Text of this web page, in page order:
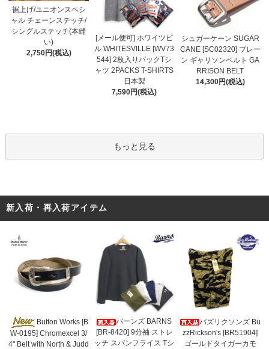
裾上げ/ユニオンスペシ
ャル チェーンステッチ/
シングルステッチ(本縫
い)
2,750円(税込)
[メール便可] ホワイツビ
ル WHITESVILLE [WV73
544] 2枚入りパックTシ
ャツ 2PACKS T-SHIRTS
日本製
7,590円(税込)
シュガーケーン SUGAR
CANE [SC02320] プレー
ン ギャリソンベルト GA
RRISON BELT
14,300円(税込)
もっと見る
新入荷・再入荷アイテム
Button Works [B
W-0195] Chromexcel 3/
4" Belt with North & Judd
バーンズ BARNS
[BR-8420] 9分袖 ストレ
ッチ スパンフライス Tシ
バズリクソンズ Bu
zzRickson's [BR51904]
ゴールドタイガーカモ